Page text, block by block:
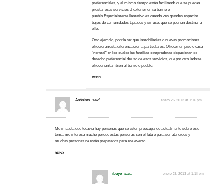
preferenciales, y al mismo tiempo están facilitando que se puedan
prestar esos servicios al exterior en su barrio o
pueblo.Especialmente llamativo es cuando ves grandes espacios
bajos de comunidades tapiados y sin uso, que se podrían destinar a
ello.
Otro ejemplo, podría ser que inmobiliarias o nuevas promociones
ofrecieran esta diferenciación a particulares: Ofrecer un piso o casa
“normal” en los cuales las familias compradoras dispusieran de
derecho preferencial de uso de esos servicios, que por otro lado se
ofrecerían también al barrio o pueblo.
REPLY
Anónimo said: enero 26, 2013 at 1:16 pm
Me impacta que todavía hay personas que se estén preocupando actualmente sobre este
tema, me interesa mucho porque estas personas son el futuro para ser atendidos y
muchas personas no están preparados para ese evento.
REPLY
ibaye said: enero 26, 2013 at 1:18 pm